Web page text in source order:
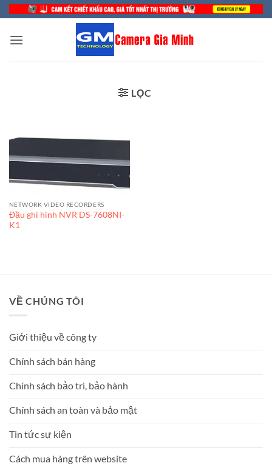
Bỏ
qua
nội
LỌC
NETWORK VIDEO RECORDERS
Đầu ghi hình NVR DS-7608NI-
K1
VỀ CHÚNG TÔI
Giới thiệu về công ty
Chính sách bán hàng
Chính sách bảo trì, bảo hành
Chính sách an toàn và bảo mật
Tin tức sự kiện
Cách mua hàng trên website